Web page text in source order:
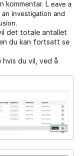
kommentar. L eave a
investigation and
det totale antallet
du kan fortsatt se
hvis du vil, ved å